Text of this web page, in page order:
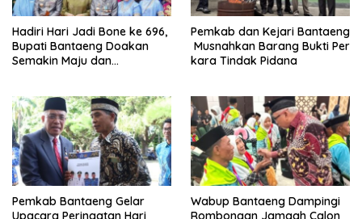
Hadiri Hari Jadi Bone ke 696,
Bupati Bantaeng Doakan
Semakin Maju dan
Pemkab dan Kejari Bantaeng
Musnahkan Barang Bukti Per
kara Tindak Pidana
Pemkab Bantaeng Gelar
Upacara Peringatan Hari
Wabup Bantaeng Dampingi
Rombongan Jamaah Calon